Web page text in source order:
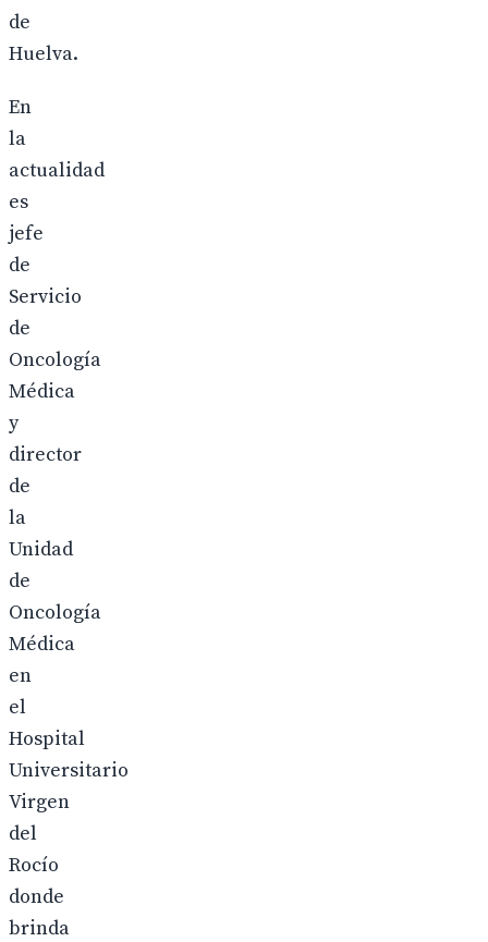
de
Huelva.
En
la
actualidad
es
jefe
de
Servicio
de
Oncología
Médica
y
director
de
la
Unidad
de
Oncología
Médica
en
el
Hospital
Universitario
Virgen
del
Rocío
donde
brinda